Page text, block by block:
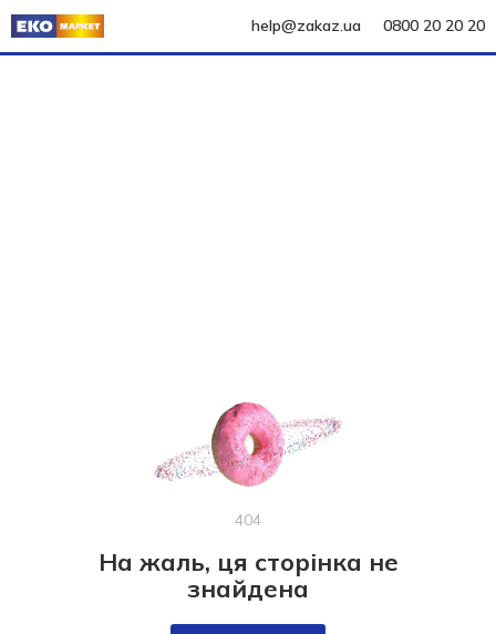
help@zakaz.ua 0800 20 20 20
404
На жаль, ця сторінка не
знайдена